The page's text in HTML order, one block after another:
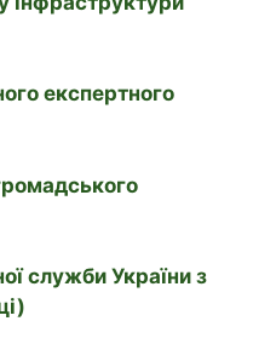
експертного
служби України з